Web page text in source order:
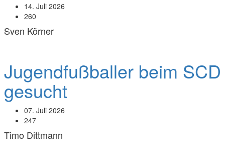
14. Juli 2026
260
Sven Körner
Jugendfußballer beim SCD
gesucht
07. Juli 2026
247
Timo Dittmann